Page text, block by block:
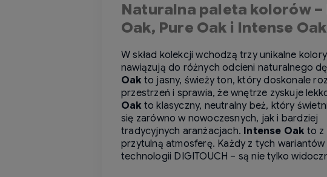
Naturalna paleta kolorów –
Oak, Pure Oak i Intense Oak
W skład kolekcji wchodzą trzy unikalne
nawiązują do różnych odcieni naturalnego
Oakto jasny, świeży ton, który doskonale
przestrzeń i sprawia, że wnętrze zyskuje
Oakto klasyczny, neutralny beż, który
się zarówno w nowoczesnych, jak i bardziej
tradycyjnych aranżacjach. Intense Oakto z
przytulną atmosferę. Każdy z tych
technologii DIGITOUCH – są nie tylko